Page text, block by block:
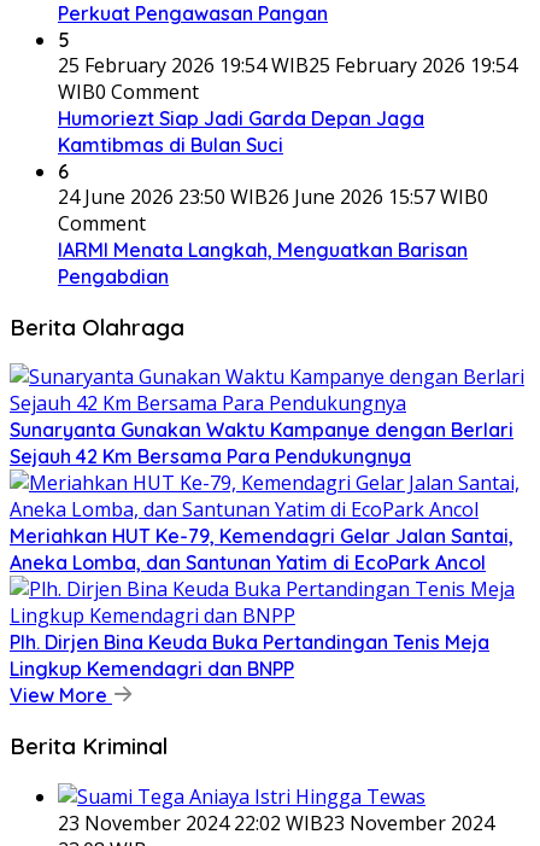
Perkuat Pengawasan Pangan
5
25 February 2026 19:54 WIB25 February 2026 19:54
WIB0 Comment
Humoriezt Siap Jadi Garda Depan Jaga
Kamtibmas di Bulan Suci
6
24 June 2026 23:50 WIB26 June 2026 15:57 WIB0
Comment
IARMI Menata Langkah, Menguatkan Barisan
Pengabdian
Berita Olahraga
Sunaryanta Gunakan Waktu Kampanye dengan Berlari
Sejauh 42 Km Bersama Para Pendukungnya
Meriahkan HUT Ke-79, Kemendagri Gelar Jalan Santai,
Aneka Lomba, dan Santunan Yatim di EcoPark Ancol
Plh. Dirjen Bina Keuda Buka Pertandingan Tenis Meja
Lingkup Kemendagri dan BNPP
View More
Berita Kriminal
23 November 2024 22:02 WIB23 November 2024